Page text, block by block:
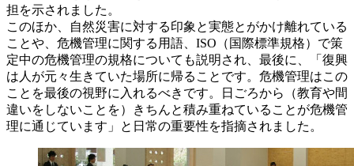
担を示されました。
このほか、自然災害に対する印象と実態とがかけ離れている
ことや、危機管理に関する用語、ISO（国際標準規格）で策
定中の危機管理の規格についても説明され、最後に、「復興
は人が元々生きていた場所に帰ることです。危機管理はこの
ことを最後の視野に入れるべきです。日ごろから（教育や間
違いをしないことを）きちんと積み重ねていることが危機管
理に通じています」と日常の重要性を指摘されました。